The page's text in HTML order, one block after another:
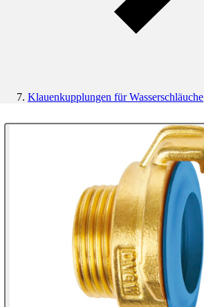
Klauenkupplungen für Wasserschläuche